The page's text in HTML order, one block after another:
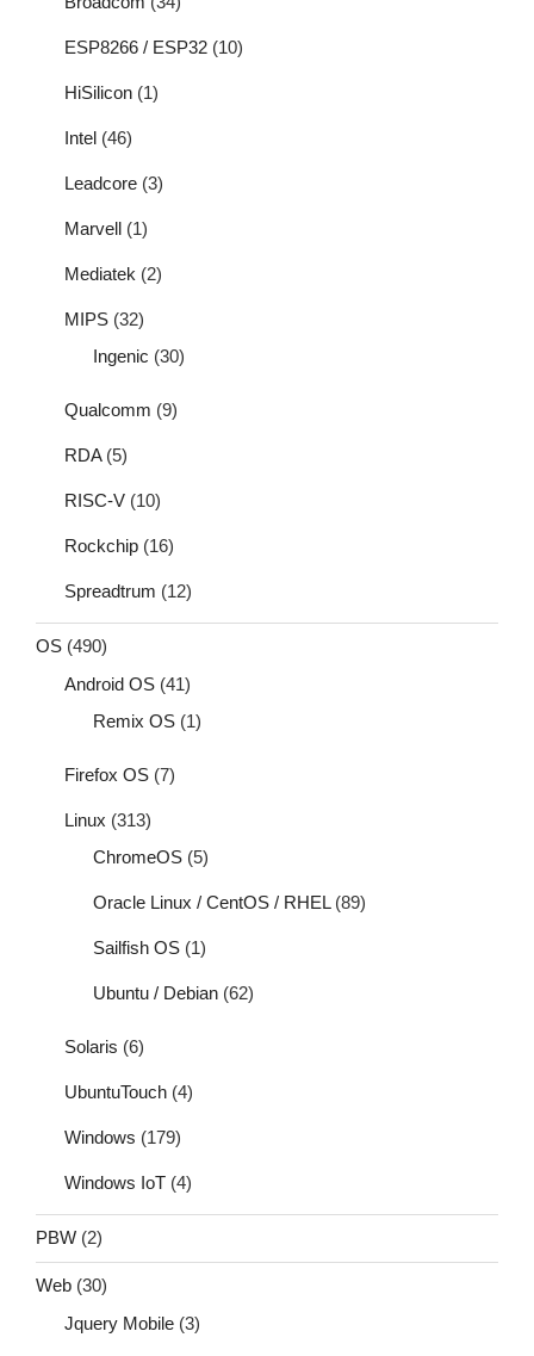
ESP8266 / ESP32 (10)
HiSilicon (1)
Intel (46)
Leadcore (3)
Marvell (1)
Mediatek (2)
MIPS (32)
Ingenic (30)
Qualcomm (9)
RDA(5)
RISC-V (10)
Rockchip (16)
Spreadtrum (12)
OS (490)
Android OS (41)
Remix OS (1)
Firefox OS (7)
Linux (313)
ChromeOS (5)
Oracle Linux / CentOS / RHEL(89)
Sailfish OS (1)
Ubuntu / Debian (62)
Solaris (6)
UbuntuTouch (4)
Windows (179)
Windows IoT (4)
PBW (2)
Web (30)
Jquery Mobile (3)